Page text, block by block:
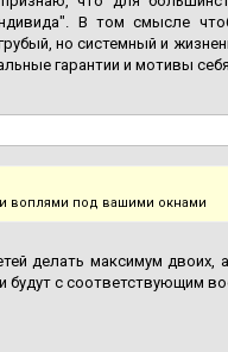
В том смысле
но системный и
гарантии и мотивы
воплями под вашими окнами
делать максимум двоих,
будут с соответствующим